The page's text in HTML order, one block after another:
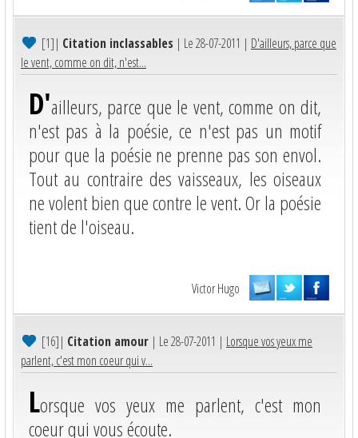
[1]| Citation inclassables | Le 28-07-2011 | D'ailleurs, parce que
le vent, comme on dit, n'est...
D'ailleurs, parce que le vent, comme on dit,
n'est pas à la poésie, ce n'est pas un motif
pour que la poésie ne prenne pas son envol.
Tout au contraire des vaisseaux, les oiseaux
ne volent bien que contre le vent. Or la poésie
tient de l'oiseau.
Victor Hugo
[16]| Citation amour | Le 28-07-2011 | Lorsque vos yeux me
parlent, c'est mon coeur qui v...
Lorsque vos yeux me parlent, c'est mon
coeur qui vous écoute.